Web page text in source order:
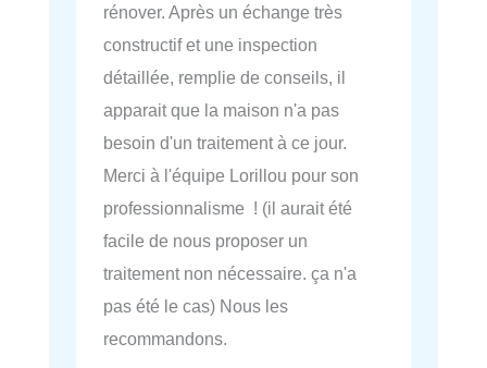
rénover. Après un échange très
constructif et une inspection
détaillée, remplie de conseils, il
apparait que la maison n'a pas
besoin d'un traitement à ce jour.
Merci à l'équipe Lorillou pour son
professionnalisme ! (il aurait été
facile de nous proposer un
traitement non nécessaire. ça n'a
pas été le cas) Nous les
recommandons.